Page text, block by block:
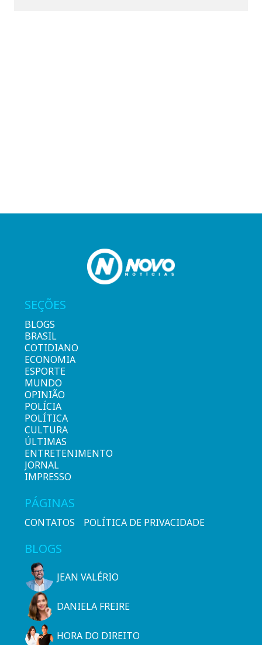
SEÇÕES
BLOGS
BRASIL
COTIDIANO
ECONOMIA
ESPORTE
MUNDO
OPINIÃO
POLÍCIA
POLÍTICA
CULTURA
ÚLTIMAS
ENTRETENIMENTO
JORNAL
IMPRESSO
PÁGINAS
CONTATOS POLÍTICA DE PRIVACIDADE
BLOGS
JEAN VALÉRIO
DANIELA FREIRE
HORA DO DIREITO